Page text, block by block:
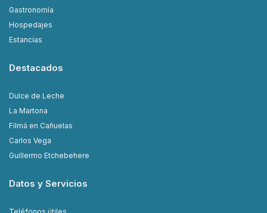
Gastronomía
Hospedajes
Estancias
Destacados
Dulce de Leche
La Martona
Filmá en Cañuelas
Carlos Vega
Guillermo Etchebehere
Datos y Servicios